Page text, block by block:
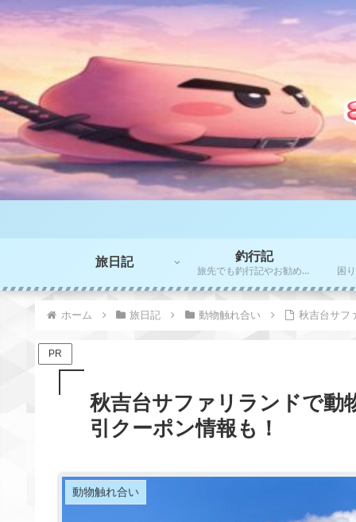
旅日記
釣行記
旅先でも釣行記やお勧めポイントをご紹介！！
ホーム 旅日記 動物触れ合い 秋吉台サフ
PR
秋吉台サファリランドで動
引クーポン情報も！
動物触れ合い